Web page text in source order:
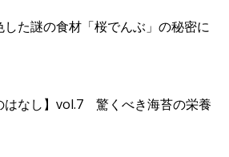
した謎の食材「桜でんぶ」の秘密に
はなし】vol.7 驚くべき海苔の栄養